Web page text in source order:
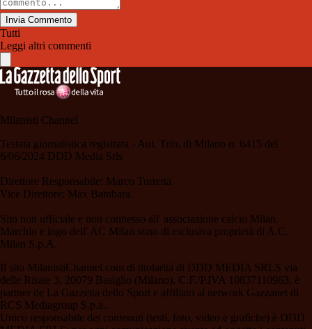
Invia Commento
Tutti
Leggi altri commenti
Milanisti Channel
Testata giornalistica registrata - Aut. Trib. di Milano n. 6415 del
6/06/2024 DDD Media Srls
Direttore Responsabile: Marco Torretta
Vice Direttore: Max Bambara.
Sito non ufficiale e non connesso all' associazione calcio Milan.
Marchio e logo dell' AC Milan sono di esclusiva proprietà di A.C.
Milan S.p.A.
Il sito MilanistiChannel.com di titolarità di DDD MEDIA SRLS via
delle Risaie 3, 20079 Basiglio (Milano), C.F./P.IVA 10837110963, è
partner de La Gazzetta dello Sport e affiliato al network Gazzanet di
RCS Mediagroup S.p.a..
Unico responsabile dei contenuti (testi, foto, video e grafiche) è DDD